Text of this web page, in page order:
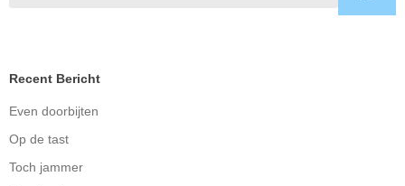
Recent Bericht
Even doorbijten
Op de tast
Toch jammer